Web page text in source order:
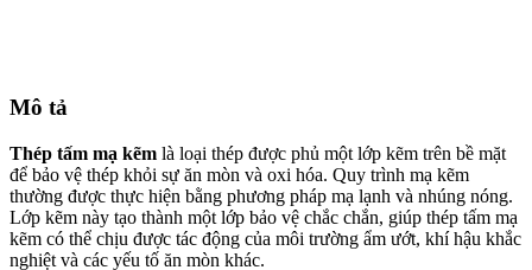
Mô tả
Thép tấm mạ kẽm là loại thép được phủ một lớp kẽm trên bề mặt
để bảo vệ thép khỏi sự ăn mòn và oxi hóa. Quy trình mạ kẽm
thường được thực hiện bằng phương pháp mạ lạnh và nhúng nóng.
Lớp kẽm này tạo thành một lớp bảo vệ chắc chắn, giúp thép tấm mạ
kẽm có thể chịu được tác động của môi trường ẩm ướt, khí hậu khắc
nghiệt và các yếu tố ăn mòn khác.